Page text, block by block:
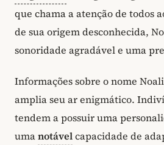
que chama a atenção de todos
de sua origem desconhecida,
sonoridade agradável e uma
Informações sobre o nome Noali
amplia seu ar enigmático.
tendem a possuir uma
umanotávelcapacidade de